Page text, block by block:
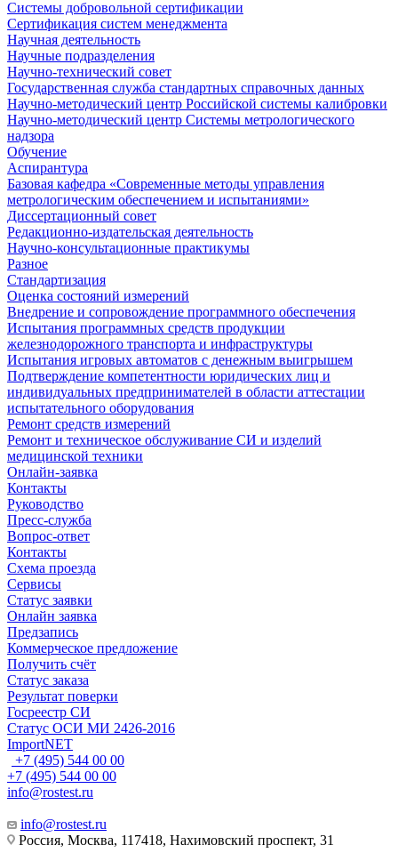
Системы добровольной сертификации
Сертификация систем менеджмента
Научная деятельность
Научные подразделения
Научно-технический совет
Государственная служба стандартных справочных данных
Научно-методический центр Российской системы калибровки
Научно-методический центр Системы метрологического
надзора
Обучение
Аспирантура
Базовая кафедра «Современные методы управления
метрологическим обеспечением и испытаниями»
Диссертационный совет
Редакционно-издательская деятельность
Научно-консультационные практикумы
Разное
Стандартизация
Оценка состояний измерений
Внедрение и сопровождение программного обеспечения
Испытания программных средств продукции
железнодорожного транспорта и инфраструктуры
Испытания игровых автоматов с денежным выигрышем
Подтверждение компетентности юридических лиц и
индивидуальных предпринимателей в области аттестации
испытательного оборудования
Ремонт средств измерений
Ремонт и техническое обслуживание СИ и изделий
медицинской техники
Онлайн-заявка
Контакты
Руководство
Пресс-служба
Вопрос-ответ
Контакты
Схема проезда
Сервисы
Статус заявки
Онлайн заявка
Предзапись
Коммерческое предложение
Получить счёт
Статус заказа
Результат поверки
Госреестр СИ
Статус ОСИ МИ 2426-2016
ImportNET
+7 (495) 544 00 00
+7 (495) 544 00 00
info@rostest.ru
info@rostest.ru
Россия, Москва, 117418, Нахимовский проспект, 31